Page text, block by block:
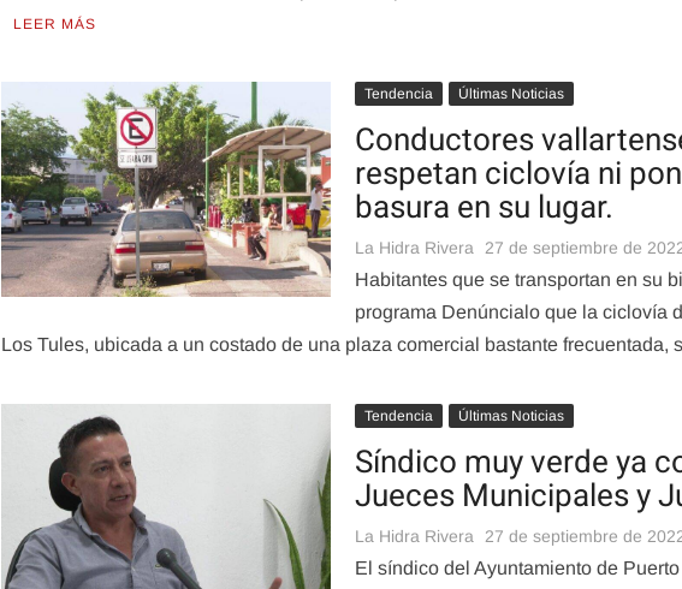
LEER MÁS
Tendencia Últimas Noticias
Conductores
respetan ciclovía ni
basura en su lugar.
La Hidra Rivera 27 de septiembre de
Habitantes que se transportan en su
programa Denúncialo que la ciclovía
Los Tules, ubicada a un costado de una plaza comercial bastante frecuentada,
Tendencia Últimas Noticias
Síndico muy verde ya
Jueces Municipales y
La Hidra Rivera 27 de septiembre de
El síndico del Ayuntamiento de